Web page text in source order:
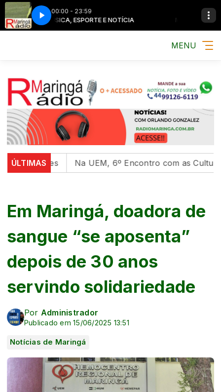
00:00 - 23:59
MÚSICA, ESPORTE E NOTÍCIA MÚSICA, ESPORTE E
MENU
ÚLTIMASNa UEM, 6º Encontro com as Culturas
Em Maringá, doadora de
sangue “se aposenta”
depois de 30 anos
servindo solidariedade
Por Administrador
Publicado em 15/06/2025 13:51
Notícias de Maringá